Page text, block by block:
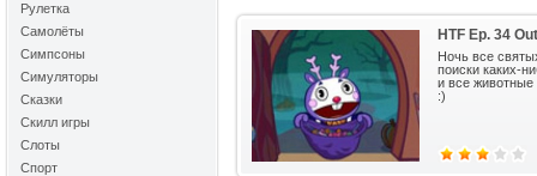
HTF Ep. 34
Ночь все
поиски каких-
и все животные
:)
Рулетка
Самолёты
Симпсоны
Симуляторы
Сказки
Скилл игры
Слоты
Спорт